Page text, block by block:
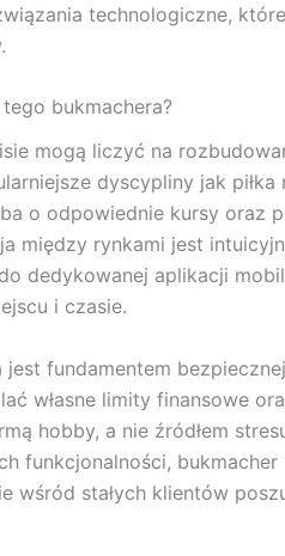
technologiczne,
bukmachera?
mogą liczyć na
dyscypliny jak piłka
o odpowiednie kursy oraz
między rynkami jest
dedykowanej aplikacji
i czasie.
fundamentem
własne limity finansowe
hobby, a nie źródłem
funkcjonalności, bukmacher
wśród stałych klientów